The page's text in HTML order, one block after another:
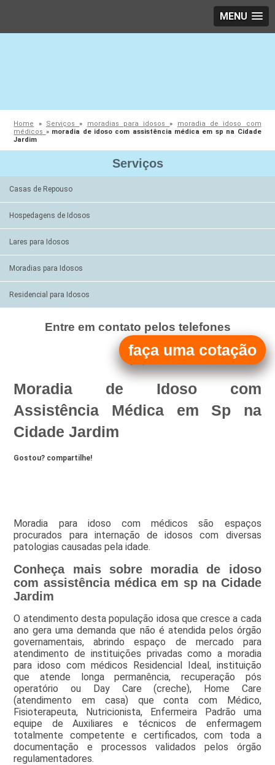
MENU
Home » Serviços» moradias para idosos» moradia de idoso com
médicos » moradia de idoso com assistência médica em sp na Cidade
Jardim
Serviços
Casas de Repouso
Hospedagens de Idosos
Lares para Idosos
Moradias para Idosos
Residencial para Idosos
Entre em contato pelos telefones
(11)
(11)
Moradia de Idoso com
Assistência Médica em Sp na
Cidade Jardim
Gostou? compartilhe!
Moradia para idoso com médicos são espaços
procurados para internação de idosos com diversas
patologias causadas pela idade.
Conheça mais sobre moradia de idoso
com assistência médica em sp na Cidade
Jardim
O atendimento desta população idosa que cresce a cada
ano gera uma demanda que não é atendida pelos órgão
governamentais, abrindo espaço de mercado para
atendimento de instituições privadas como a moradia
para idoso com médicos Residencial Ideal, instituição
que atende longa permanência, recuperação pós
operatório ou Day Care (creche), Home Care
(atendimento em casa) que conta com Médico,
Fisioterapeuta, Nutricionista, Enfermeira Padrão uma
equipe de Auxiliares e técnicos de enfermagem
totalmente competente e certificados, com toda a
documentação e processos validados pelos órgão
regulamentadores.
faça uma cotação